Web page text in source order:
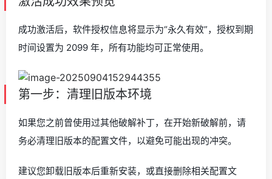
成功激活后，软件授权信息将显示为“永久有效”，授权到期
时间设置为 2099 年，所有功能均可正常使用。
第一步：清理旧版本环境
如果您之前曾使用过其他破解补丁，在开始新破解前，请
务必清理旧版本的配置文件，以避免可能出现的冲突。
建议您卸载旧版本后重新安装，或直接删除相关配置文